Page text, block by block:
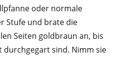
oder normale
Stufe und brate die
Seiten goldbraun an, bis
sind. Nimm sie